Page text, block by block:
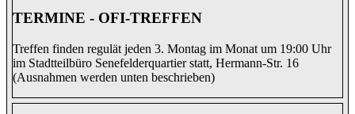
TERMINE - OFI-TREFFEN
Treffen finden regulät jeden 3. Montag im Monat um 19:00 Uhr
im Stadtteilbüro Senefelderquartier statt, Hermann-Str. 16
(Ausnahmen werden unten beschrieben)